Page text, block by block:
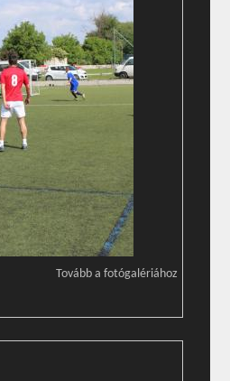
Tovább a fotógalériához